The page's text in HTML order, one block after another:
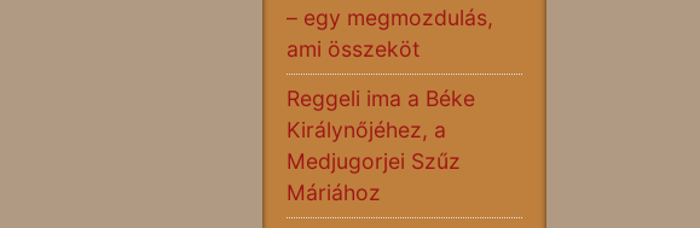
– egy megmozdulás,
ami összeköt
Reggeli ima a Béke
Királynőjéhez, a
Medjugorjei Szűz
Máriához